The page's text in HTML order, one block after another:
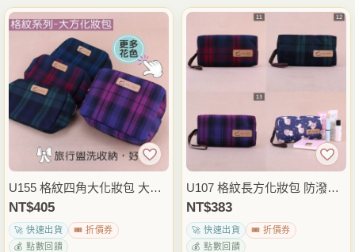
有
多
種
變
體。
可
以
產
頁
上
有
種
變
可
以
在
頁
上
U155 格紋四角大化妝包 大容
量防潑水收納包 旅行盥洗包
化妝品保養品整理包 隨身小物
包 雨朵防水包
NT$405
🚀 快速出貨
🎟️ 折價券
💰 點數回饋
U107 格紋長方化妝包 防潑水
收納包 旅行盥洗包 化妝品保
養品整理包 隨身小物包 雨朵
防水包
NT$383
🚀 快速出貨
🎟️ 折價券
💰 點數回饋